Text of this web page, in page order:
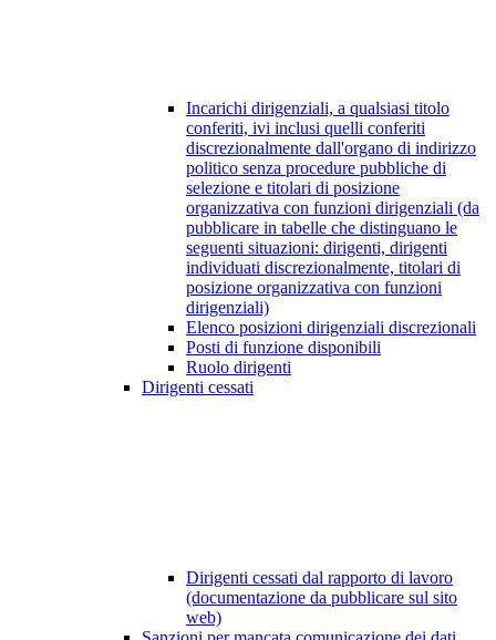
Incarichi dirigenziali, a qualsiasi titolo
conferiti, ivi inclusi quelli conferiti
discrezionalmente dall'organo di indirizzo
politico senza procedure pubbliche di
selezione e titolari di posizione
organizzativa con funzioni dirigenziali (da
pubblicare in tabelle che distinguano le
seguenti situazioni: dirigenti, dirigenti
individuati discrezionalmente, titolari di
posizione organizzativa con funzioni
dirigenziali)
Elenco posizioni dirigenziali discrezionali
Posti di funzione disponibili
Ruolo dirigenti
Dirigenti cessati
Dirigenti cessati dal rapporto di lavoro
(documentazione da pubblicare sul sito
web)